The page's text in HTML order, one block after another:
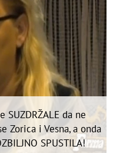
SUZDRŽALE da ne
Zorica i Vesna, a onda
SPUSTILA!